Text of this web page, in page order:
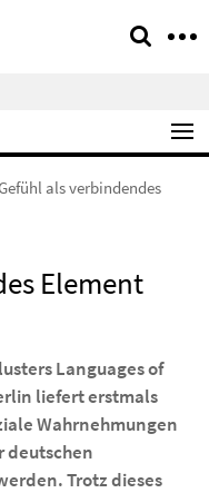
als verbindendes
Element
Languages of
liefert erstmals
Wahrnehmungen
deutschen
Trotz dieses